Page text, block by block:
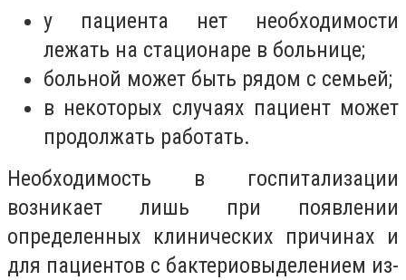
у пациента нет необходимости
лежать на стационаре в больнице;
больной может быть рядом с семьей;
в некоторых случаях пациент может
продолжать работать.
Необходимость в госпитализации
возникает лишь при появлении
определенных клинических причинах и
для пациентов с бактериовыделением из-